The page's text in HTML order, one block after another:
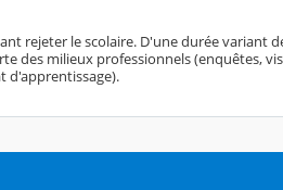
rejeter le scolaire. D'une durée variant
des milieux professionnels (enquêtes,
d'apprentissage).